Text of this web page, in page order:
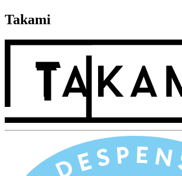
Takami